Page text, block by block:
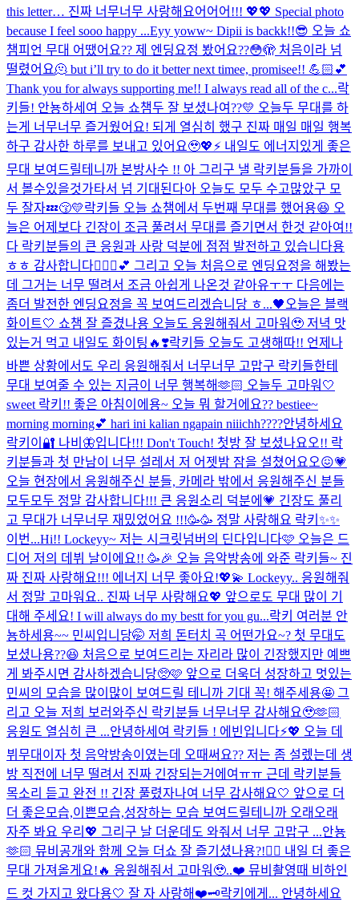
this letter… 진짜 너무너무 사랑해요어어어!!! 💖💖 Special photo
because I feel sooo happy ...Eyy yoww~ Dipii is backk!!😎 오늘 쇼
챔피언 무대 어땠어요?? 제 엔딩요정 봤어요??😳🫣 처음이라 넘
떨렸어요🫠 but i’ll try to do it better next timee, promisee!! 💪🏻💕
Thank you for always supporting me!! I always read all of the c...락
키들! 안뇽하세여 오늘 쇼챔두 잘 보셨나여??💛 오늘두 무대를 하
는게 너무너무 즐거웠어요! 되게 열심히 했구 진짜 매일 매일 행복
하구 감사한 하루를 보내고 있어요🥹💖⚡️ 내일도 에너지있게 좋은
무대 보여드릴테니까 본방사수 !! 아 그리구 낼 락키분들을 가까이
서 볼수있을것가타서 넘 기대된다아 오늘도 모두 수고많았구 모
두 잘자💤😚💛락키들 오늘 쇼챔에서 두번째 무대를 했어용😆 오
늘은 어제보다 긴장이 조금 풀려서 무대를 즐기면서 한것 같아여!!
다 락키분들의 큰 응원과 사랑 덕분에 점점 발전하고 있습니다용
ㅎㅎ 감사합니다🙇🏻‍♀️💕 그리고 오늘 처음으로 엔딩요정을 해봤는
데 그거는 너무 떨려서 조금 아쉽게 나온것 같아유ㅜㅜ 다음에는
좀더 발전한 엔딩요정을 꼭 보여드리겠습니당 ㅎ...🖤오늘은 블랙
화이트🤍 쇼챔 잘 즐겼나용 오늘도 응원해줘서 고마워🥹 저녁 맛
있는거 먹고 내일도 화이팅🔥❣️락키들 오늘도 고생해따!! 언제나
바쁜 상황에서도 우리 응원해줘서 너무너무 고맙구 락키들한테
무대 보여줄 수 있는 지금이 너무 행복해🫶🏻 오늘두 고마워🤍
sweet 락키!! 좋은 아침이에용~ 오늘 뭐 할거에요?? bestiee~
morning morning💕 hari ini kalian ngapain niiichh????안녕하세요
락키이🔐 나비🦋입니다!!! Don't Touch! 첫방 잘 보셨나요오!! 락
키분들과 첫 만남이 너무 설레서 저 어젯밤 잠을 설쳤어요오😖💗
오늘 현장에서 응원해주신 분들, 카메라 밖에서 응원해주신 분들
모두모두 정말 감사합니다!!! 큰 응원소리 덕분에💗 긴장도 풀리
고 무대가 너무너무 재밌었어요 !!!🥳🥳 정말 사랑해요 락키✨✨
이번...Hi!! Lockeyy~ 저는 시크릿넘버의 딘다입니다🩷 오늘은 드
디어 저의 데뷔 날이에요!! 🥳🎉 오늘 음악방송에 와준 락키들~ 진
짜 진짜 사랑해요!!! 에너지 너무 좋아요!💖💫 Lockeyy.. 응원해줘
서 정말 고마워요.. 진짜 너무 사랑해요💖 앞으로도 무대 많이 기
대해 주세요! I will always do my bestt for you gu...락키 여러분 안
뇽하세용~~ 민씨입니당🤭 저희 돈터치 곡 어떤가요~? 첫 무대도
보셨나용??😆 처음으로 보여드리는 자리라 많이 긴장했지만 예쁘
게 봐주시면 감사하겠습니당🥺🩷 앞으로 더욱더 성장하고 멋있는
민씨의 모습을 많이많이 보여드릴 테니까 기대 꼭! 해주세용🤩 그
리고 오늘 저희 보러와주신 락키분들 너무너무 감사해요🥹🫶🏻
응원도 열심히 큰 ...안녕하세여 락키들 ! 에빈입니다⚡️💖 오늘 데
뷔무대이자 첫 음악방송이였는데 오때써요?? 저는 좀 설렜는데 생
방 직전에 너무 떨려서 진짜 긴장되는거에여ㅠㅠ 근데 락키분들
목소리 듣고 완전 !! 긴장 풀렸자나여 너무 감사해요🤍 앞으로 더
더 좋은모습,이쁜모습,성장하는 모습 보여드릴테니까 오래오래
자주 봐요 우리💖 그리구 날 더운데도 와줘서 너무 고맙구 ...안뇽
🫶🏻 뮤비공개와 함께 오늘 더쇼 잘 즐기셨나용?!👌🏻 내일 더 좋은
무대 가져올게요!🔥 응원해줘서 고마워🥹..❤️ 뮤비촬영때 비하인
드 컷 가지고 왔다용🤍 잘 자 사랑해❤️🗝️락키에게... 안녕하세요